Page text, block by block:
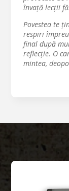
învață lecții
Povestea te
respiri
final după
reflecție. O
mintea,